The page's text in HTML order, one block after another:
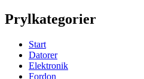
Prylkategorier
Start
Datorer
Elektronik
Fordon